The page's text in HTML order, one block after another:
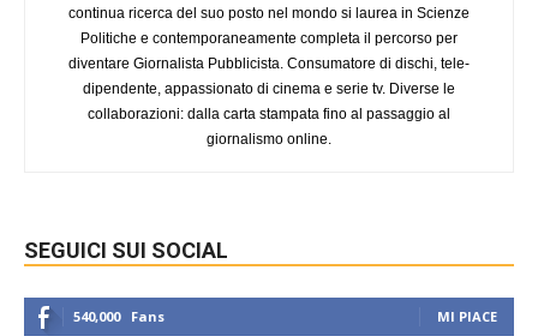
continua ricerca del suo posto nel mondo si laurea in Scienze
Politiche e contemporaneamente completa il percorso per
diventare Giornalista Pubblicista. Consumatore di dischi, tele-
dipendente, appassionato di cinema e serie tv. Diverse le
collaborazioni: dalla carta stampata fino al passaggio al
giornalismo online.
SEGUICI SUI SOCIAL
540,000 Fans MI PIACE